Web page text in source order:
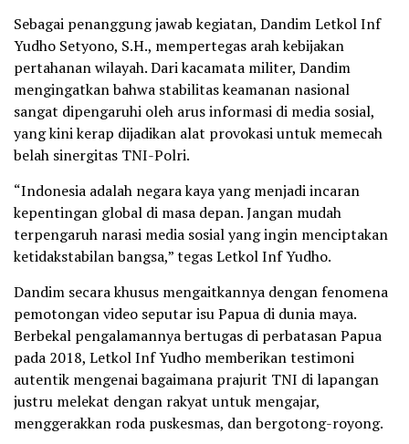
Sebagai penanggung jawab kegiatan, Dandim Letkol Inf
Yudho Setyono, S.H., mempertegas arah kebijakan
pertahanan wilayah. Dari kacamata militer, Dandim
mengingatkan bahwa stabilitas keamanan nasional
sangat dipengaruhi oleh arus informasi di media sosial,
yang kini kerap dijadikan alat provokasi untuk memecah
belah sinergitas TNI-Polri.
“Indonesia adalah negara kaya yang menjadi incaran
kepentingan global di masa depan. Jangan mudah
terpengaruh narasi media sosial yang ingin menciptakan
ketidakstabilan bangsa,” tegas Letkol Inf Yudho.
Dandim secara khusus mengaitkannya dengan fenomena
pemotongan video seputar isu Papua di dunia maya.
Berbekal pengalamannya bertugas di perbatasan Papua
pada 2018, Letkol Inf Yudho memberikan testimoni
autentik mengenai bagaimana prajurit TNI di lapangan
justru melekat dengan rakyat untuk mengajar,
menggerakkan roda puskesmas, dan bergotong-royong.